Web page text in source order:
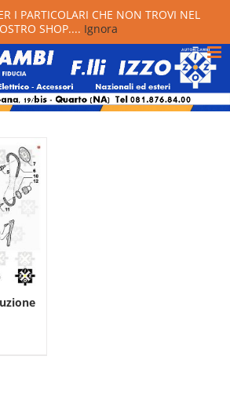
I PARTICOLARI CHE NON TROVI NEL
SHOP.... Ignora